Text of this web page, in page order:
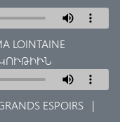
LOINTAINE
ESPOIRS
|